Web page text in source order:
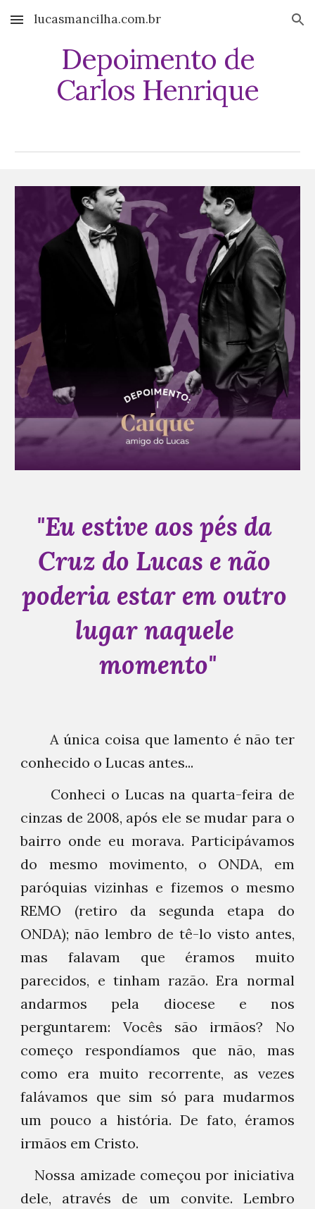
Skip to main content Skip to navigation
lucasmancilha.com.br
Depoimento de
Carlos Henrique
"Eu estive aos pés da
Cruz do Lucas e não
poderia estar em outro
lugar naquele
momento"
A única coisa que lamento é não ter
conhecido o Lucas antes...
Conheci o Lucas na quarta-feira de
cinzas de 2008, após ele se mudar para o
bairro onde eu morava. Participávamos
do mesmo movimento, o ONDA, em
paróquias vizinhas e fizemos o mesmo
REMO (retiro da segunda etapa do
ONDA); não lembro de tê-lo visto antes,
mas falavam que éramos muito
parecidos, e tinham razão. Era normal
andarmos pela diocese e nos
perguntarem: Vocês são irmãos? No
começo respondíamos que não, mas
como era muito recorrente, as vezes
falávamos que sim só para mudarmos
um pouco a história. De fato, éramos
irmãos em Cristo.
Nossa amizade começou por iniciativa
dele, através de um convite. Lembro